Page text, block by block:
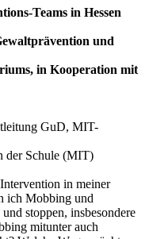
Teams in Hessen
und
in Kooperation mit
GuD, MIT-
der Schule (MIT)
in meiner
ich Mobbing und
stoppen, insbesondere
mitunter auch